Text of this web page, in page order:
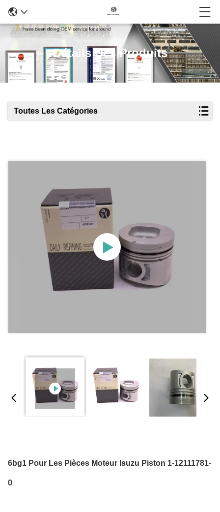
Détails Des Produits
Toutes Les Catégories
6bg1 Pour Les Pièces Moteur Isuzu Piston 1-12111781-
0